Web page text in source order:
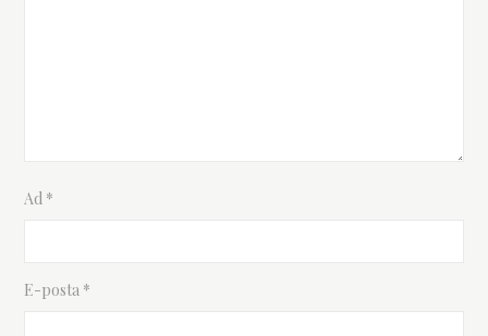
Ad *
E-posta *